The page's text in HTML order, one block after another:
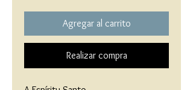
Agregar al carrito
Realizar compra